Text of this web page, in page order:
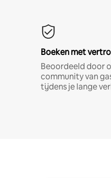
Boeken met
Beoordeeld door
community van
tijdens je lange